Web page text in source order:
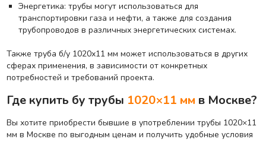
Энергетика: трубы могут использоваться для
транспортировки газа и нефти, а также для создания
трубопроводов в различных энергетических системах.
Также труба б/у 1020х11 мм может использоваться в других
сферах применения, в зависимости от конкретных
потребностей и требований проекта.
Где купить бу трубы 1020×11 мм в Москве?
Вы хотите приобрести бывшие в употреблении трубы 1020×11
мм в Москве по выгодным ценам и получить удобные условия